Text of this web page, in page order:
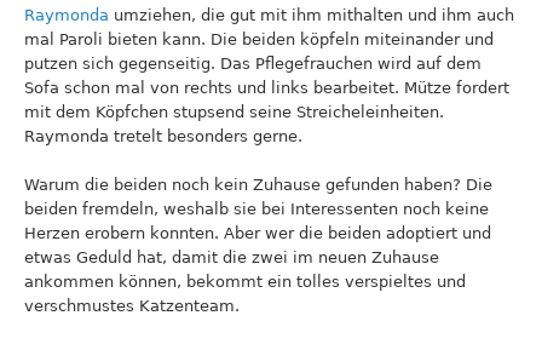
Raymonda umziehen, die gut mit ihm mithalten und ihm auch
mal Paroli bieten kann. Die beiden köpfeln miteinander und
putzen sich gegenseitig. Das Pflegefrauchen wird auf dem
Sofa schon mal von rechts und links bearbeitet. Mütze fordert
mit dem Köpfchen stupsend seine Streicheleinheiten.
Raymonda tretelt besonders gerne.
Warum die beiden noch kein Zuhause gefunden haben? Die
beiden fremdeln, weshalb sie bei Interessenten noch keine
Herzen erobern konnten. Aber wer die beiden adoptiert und
etwas Geduld hat, damit die zwei im neuen Zuhause
ankommen können, bekommt ein tolles verspieltes und
verschmustes Katzenteam.